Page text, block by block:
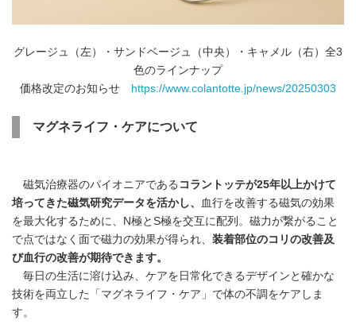
グレージュ（左）・サンドベージュ（中央）・キャメル（右）全3
色のラインナップ
価格改定のお知らせ https://www.colantotte.jp/news/20250303
マグネライフ・ケアについて
磁気治療器のパイオニアである コラントッテが25年以上かけて
培ってきた磁気研究データを活かし、
血行を改善する磁気の効果
を最大化するために、N極とS極を交互に配列。磁力が繋がること
で点ではなく面で磁力の効果が得られ、 装着部位のコリの改善及
び血行の改善が期待できます。
毎日の生活に溶け込み、ケアを日常化できるデザインと確かな
技術を両立した「マグネライフ・ケア」で体の不調をケアしま
す。